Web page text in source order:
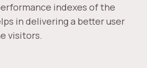
indexes of the
in delivering a better user
visitors.